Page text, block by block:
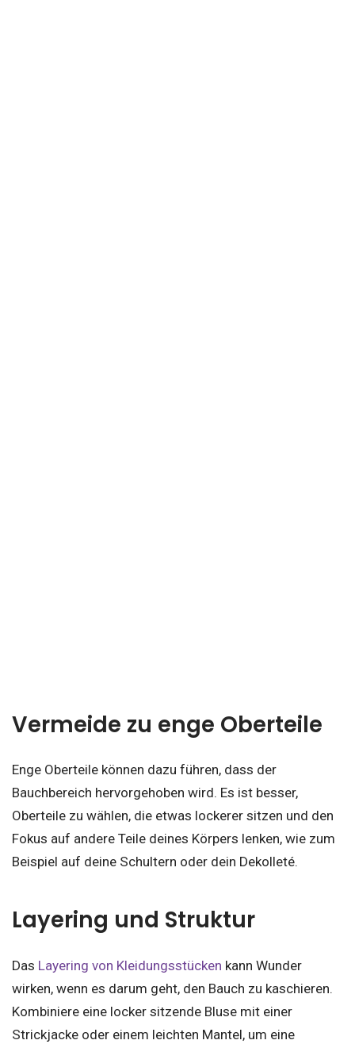
Vermeide zu enge Oberteile
Enge Oberteile können dazu führen, dass der
Bauchbereich hervorgehoben wird. Es ist besser,
Oberteile zu wählen, die etwas lockerer sitzen und den
Fokus auf andere Teile deines Körpers lenken, wie zum
Beispiel auf deine Schultern oder dein Dekolleté.
Layering und Struktur
Das Layering von Kleidungsstücken kann Wunder
wirken, wenn es darum geht, den Bauch zu kaschieren.
Kombiniere eine locker sitzende Bluse mit einer
Strickjacke oder einem leichten Mantel, um eine